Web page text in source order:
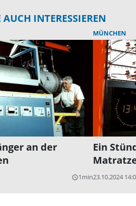
INTERESSIEREN
an der
query_builder1min
MÜNCHEN
Ein
23.10.2024